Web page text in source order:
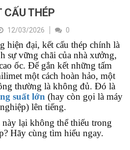
CẤU THÉP
12/03/2026 0
hiện đại, kết cấu thép chính là
sự vững chãi của nhà xưởng,
ốc. Để gắn kết những tấm
một cách hoàn hảo, một
thường là không đủ. Đó là
suất lớn (hay còn gọi là máy
lên tiếng.
lại không thể thiếu trong
Hãy cùng tìm hiểu ngay.